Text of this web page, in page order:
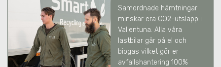
Samordnade hämtningar
minskar era CO2-utsläpp i
Vallentuna. Alla våra
lastbilar går på el och
biogas vilket gör er
avfallshantering 100%